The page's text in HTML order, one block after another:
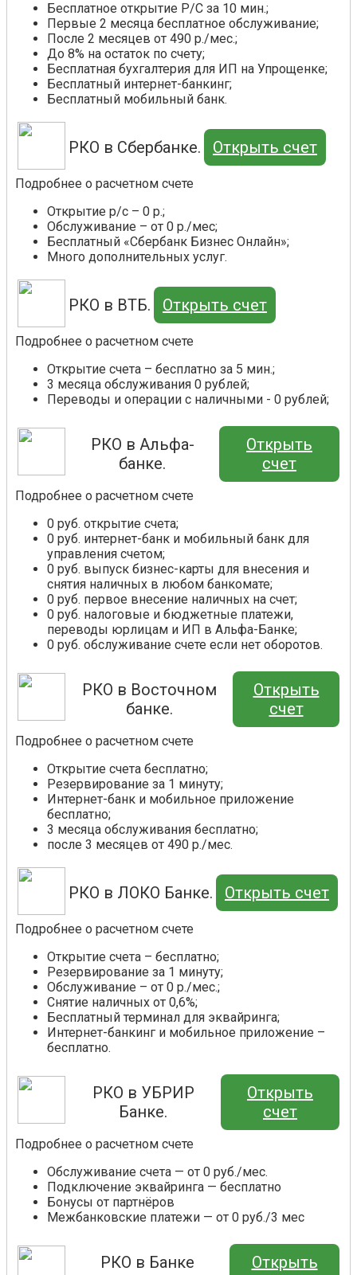
Бесплатное открытие Р/С за 10 мин.;
Первые 2 месяца бесплатное обслуживание;
После 2 месяцев от 490 р./мес.;
До 8% на остаток по счету;
Бесплатная бухгалтерия для ИП на Упрощенке;
Бесплатный интернет-банкинг;
Бесплатный мобильный банк.
РКО в Сбербанке. Открыть счет
Подробнее о расчетном счете
Открытие р/с – 0 р.;
Обслуживание – от 0 р./мес;
Бесплатный «Сбербанк Бизнес Онлайн»;
Много дополнительных услуг.
РКО в ВТБ. Открыть счет
Подробнее о расчетном счете
Открытие счета – бесплатно за 5 мин.;
3 месяца обслуживания 0 рублей;
Переводы и операции с наличными - 0 рублей;
РКО в Альфа-
банке.
Открыть
счет
Подробнее о расчетном счете
0 руб. открытие счета;
0 руб. интернет-банк и мобильный банк для
управления счетом;
0 руб. выпуск бизнес-карты для внесения и
снятия наличных в любом банкомате;
0 руб. первое внесение наличных на счет;
0 руб. налоговые и бюджетные платежи,
переводы юрлицам и ИП в Альфа-Банке;
0 руб. обслуживание счете если нет оборотов.
РКО в Восточном
банке.
Открыть
счет
Подробнее о расчетном счете
Открытие счета бесплатно;
Резервирование за 1 минуту;
Интернет-банк и мобильное приложение
бесплатно;
3 месяца обслуживания бесплатно;
после 3 месяцев от 490 р./мес.
РКО в ЛОКО Банке. Открыть счет
Подробнее о расчетном счете
Открытие счета – бесплатно;
Резервирование за 1 минуту;
Обслуживание – от 0 р./мес.;
Снятие наличных от 0,6%;
Бесплатный терминал для эквайринга;
Интернет-банкинг и мобильное приложение –
бесплатно.
РКО в УБРИР
Банке.
Открыть
счет
Подробнее о расчетном счете
Обслуживание счета — от 0 руб./мес.
Подключение эквайринга — бесплатно
Бонусы от партнёров
Межбанковские платежи — от 0 руб./3 мес
РКО в Банке
Открыть